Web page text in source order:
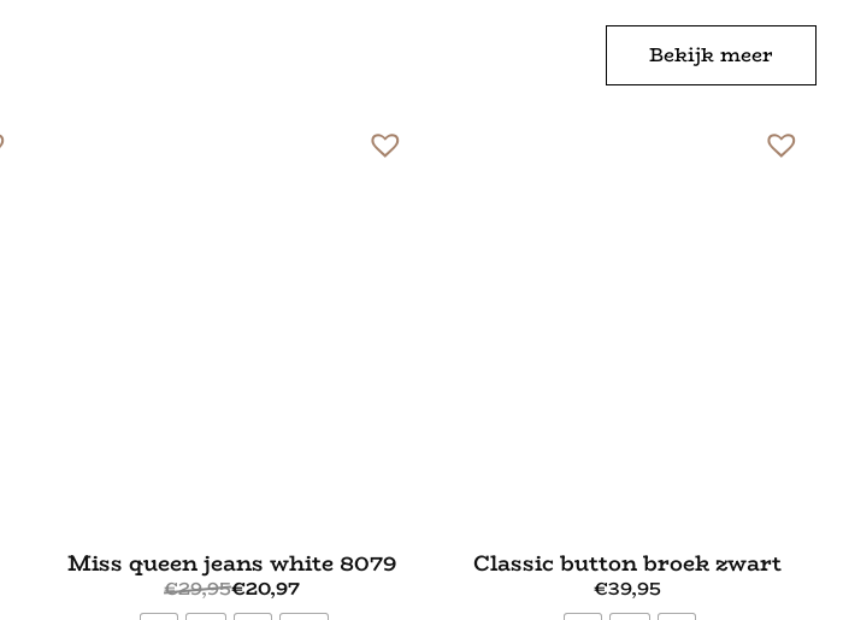
Bekijk meer
Miss queen jeans white 8079
€29,95€20,97
Classic button broek zwart
€39,95